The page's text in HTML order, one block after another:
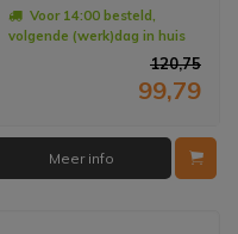
Voor 14:00 besteld,
volgende (werk)dag in huis
120,75
99,79
Meer info